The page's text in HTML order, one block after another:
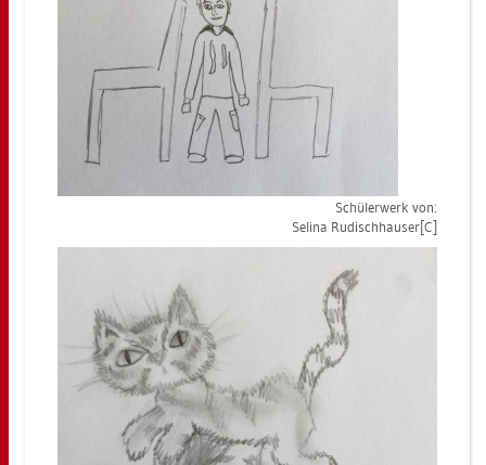
Schü­ler­werk von:
Se­li­na Ru­disch­hau­ser[C]